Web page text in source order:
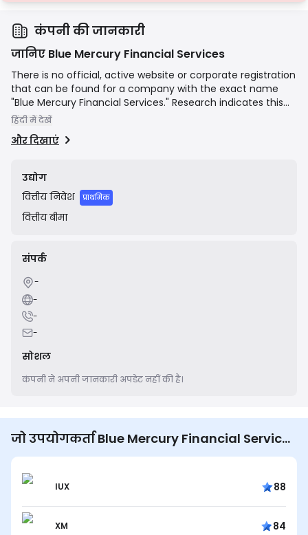
कंपनी की जानकारी
जानिए Blue Mercury Financial Services
There is no official, active website or corporate registration
that can be found for a company with the exact name
"Blue Mercury Financial Services." Research indicates this
name may be associated with an unlicensed and
fraudulent operation. Financial regulators in New Zealand
(FMA) and Canada (OSC) have issued public warnings
Financials," for soliciting investments from residents
without being registered or licensed to do so. The websites
previously associated with this entity are now defunct, and
it is widely considered to be a scam.
हिंदी में देखें
और दिखाएं
उद्योग
वित्तीय निवेश प्राथमिक
वित्तीय बीमा
संपर्क
-
-
-
-
सोशल
कंपनी ने अपनी जानकारी अपडेट नहीं की है।
जो उपयोगकर्ता Blue Mercury Financial Services
देखते हैं वे भी देखते हैं...
IUX 88
XM 84